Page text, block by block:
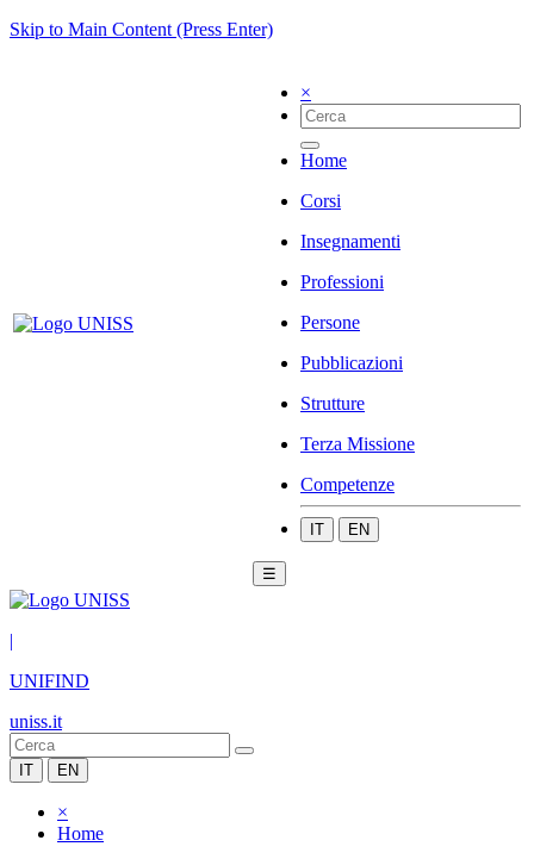
Skip to Main Content (Press Enter)
×
Home
Corsi
Insegnamenti
Professioni
Persone
Pubblicazioni
Strutture
Terza Missione
Competenze
IT EN
☰
|
UNIFIND
uniss.it
IT EN
×
Home